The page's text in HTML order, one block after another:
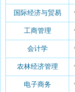
国际经济与贸易
工商管理
会计学
农林经济管理
电子商务